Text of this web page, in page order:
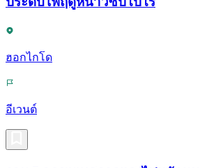
ฮอกไกโด
อีเวนต์